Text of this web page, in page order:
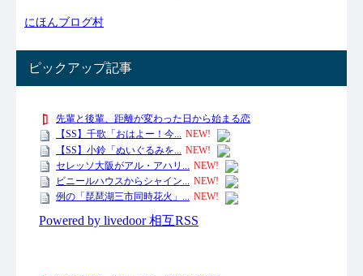
にほんブログ村
ピックアップ記事